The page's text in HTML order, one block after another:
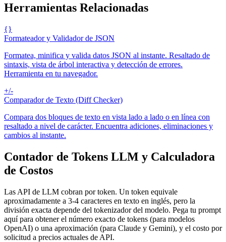
Herramientas Relacionadas
{}
Formateador y Validador de JSON
Formatea, minifica y valida datos JSON al instante. Resaltado de
sintaxis, vista de árbol interactiva y detección de errores.
Herramienta en tu navegador.
+/-
Comparador de Texto (Diff Checker)
Compara dos bloques de texto en vista lado a lado o en línea con
resaltado a nivel de carácter. Encuentra adiciones, eliminaciones y
cambios al instante.
Contador de Tokens LLM y Calculadora
de Costos
Las API de LLM cobran por token. Un token equivale
aproximadamente a 3-4 caracteres en texto en inglés, pero la
división exacta depende del tokenizador del modelo. Pega tu prompt
aquí para obtener el número exacto de tokens (para modelos
OpenAI) o una aproximación (para Claude y Gemini), y el costo por
solicitud a precios actuales de API.